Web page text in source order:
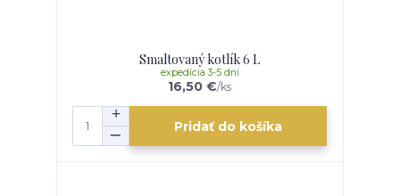
Smaltovaný kotlík 6 L
16,50 €/ks
expedícia 3-5 dní
Pridať do košíka